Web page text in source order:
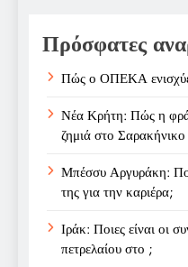
Πρόσφατες
Πώς ο ΟΠΕΚΑ
Νέα Κρήτη: Πώς η
ζημιά στο Σαρακήνικο
Μπέσσυ Αργυράκη:
της για την καριέρα;
Ιράκ: Ποιες είναι οι
πετρελαίου στο ;